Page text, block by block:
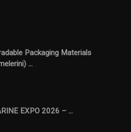
Packaging Materials
...
EXPO 2026 – ...